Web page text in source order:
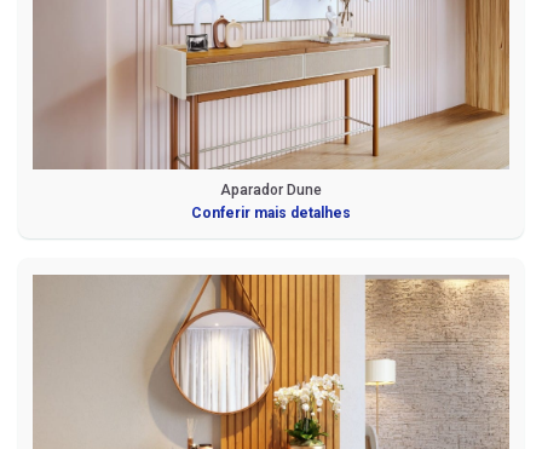
Aparador Dune
Conferir mais detalhes